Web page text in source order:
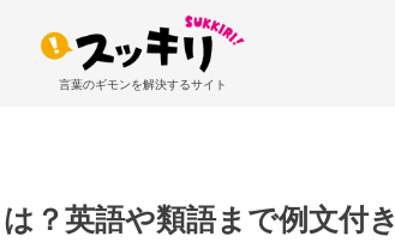
言葉のギモンを解決するサイト
？英語や類語まで例文付き